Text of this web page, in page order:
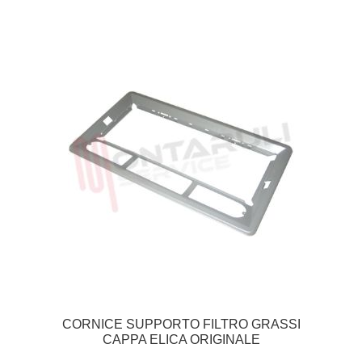
CORNICE SUPPORTO FILTRO GRASSI
CAPPA ELICA ORIGINALE